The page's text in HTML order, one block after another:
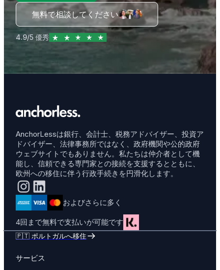
無料で相談してください
4.9/5 優秀
AnchorLessは銀行、会計士、税務アドバイザー、投資ア
ドバイザー、法律事務所ではなく、政府機関や公的政府
ウェブサイトでもありません。私たちは仲介者として機
能し、信頼できる専門家との接続を支援するとともに、
欧州への移住に伴う行政手続きを円滑化します。
およびさらに多く
4回まで無料で支払いが可能です
🇵🇹 ポルトガルへ移住
サービス